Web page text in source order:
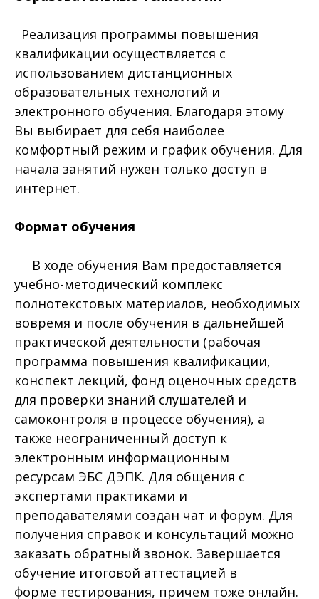
Реализация программы повышения
квалификации осуществляется с
использованием дистанционных
образовательных технологий и
электронного обучения. Благодаря этому
Вы выбирает для себя наиболее
комфортный режим и график обучения. Для
начала занятий нужен только доступ в
интернет.
Формат обучения
В ходе обучения Вам предоставляется
учебно-методический комплекс
полнотекстовых материалов, необходимых
вовремя и после обучения в дальнейшей
практической деятельности (рабочая
программа повышения квалификации,
конспект лекций, фонд оценочных средств
для проверки знаний слушателей и
самоконтроля в процессе обучения), а
также неограниченный доступ к
электронным информационным
ресурсам ЭБС ДЭПК. Для общения с
экспертами практиками и
преподавателями создан чат и форум. Для
получения справок и консультаций можно
заказать обратный звонок. Завершается
обучение итоговой аттестацией в
форме тестирования, причем тоже онлайн.